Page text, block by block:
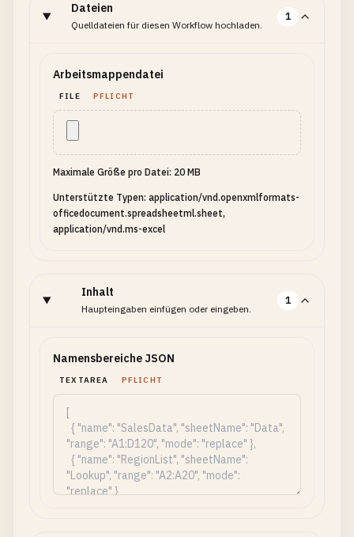
Dateien
Quelldateien für diesen Workflow hochladen.
1
Arbeitsmappendatei
FILE PFLICHT
Maximale Größe pro Datei: 20 MB
Unterstützte Typen: application/vnd.openxmlformats-
officedocument.spreadsheetml.sheet,
application/vnd.ms-excel
Inhalt
Haupteingaben einfügen oder eingeben.
1
Namensbereiche JSON
TEXTAREA PFLICHT